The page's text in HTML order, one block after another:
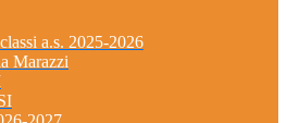
a.s. 2025-2026
Marazzi